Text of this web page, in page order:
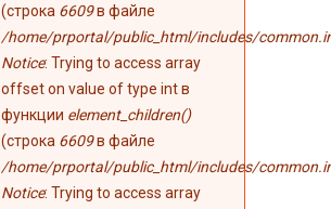
(строка 6609в файле
/home/prportal/public_html/includes/
Notice: Trying to access array
offset on value of type int в
функции element_children()
(строка 6609в файле
/home/prportal/public_html/includes/
Notice: Trying to access array